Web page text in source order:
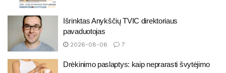
Išrinktas Anykščių TVIC direktoriaus
pavaduotojas
2026-08-06 7
Drėkinimo paslaptys: kaip neprarasti švytėjimo